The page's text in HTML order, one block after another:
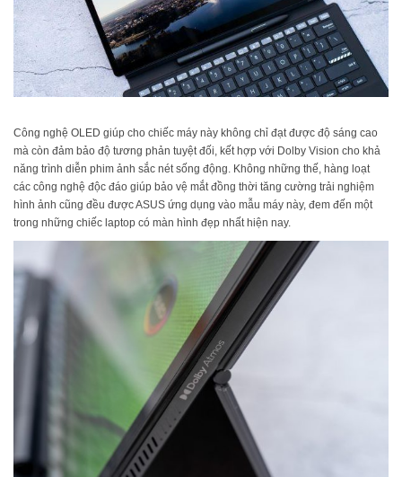
Công nghệ OLED giúp cho chiếc máy này không chỉ đạt được độ sáng cao
mà còn đảm bảo độ tương phản tuyệt đối, kết hợp với Dolby Vision cho khả
năng trình diễn phim ảnh sắc nét sống động. Không những thế, hàng loạt
các công nghệ độc đáo giúp bảo vệ mắt đồng thời tăng cường trải nghiệm
hình ảnh cũng đều được ASUS ứng dụng vào mẫu máy này, đem đến một
trong những chiếc laptop có màn hình đẹp nhất hiện nay.